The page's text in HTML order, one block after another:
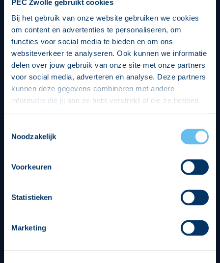
PEC Zwolle gebruikt cookies
Bij het gebruik van onze website gebruiken we cookies
om content en advertenties te personaliseren, om
functies voor social media te bieden en om ons
websiteverkeer te analyseren. Ook kunnen we informatie
delen over jouw gebruik van onze site met onze partners
voor social media, adverteren en analyse. Deze partners
kunnen deze gegevens combineren met andere
informatie die jij aan ze hebt verstrekt of die ze hebben
op een veilige en integere wijze. Je kunt je toestemming
beheren op de privacy- en cookieverklaring pagina.
Noodzakelijk
Voorkeuren
Statistieken
Marketing